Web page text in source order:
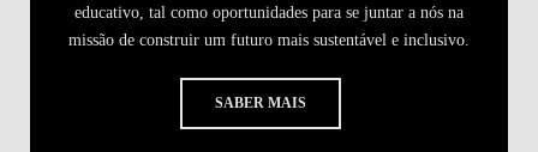
educativo, tal como oportunidades para se juntar a nós na
missão de construir um futuro mais sustentável e inclusivo.
SABER MAIS